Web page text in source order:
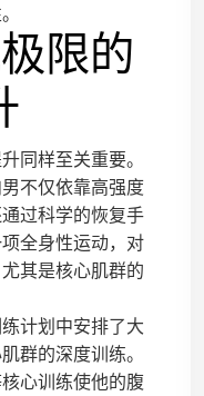
限的
同样至关重要。
不仅依靠高强度
过科学的恢复手
全身性运动，对
其是核心肌群的
计划中安排了大
群的深度训练。
心训练使他的腹